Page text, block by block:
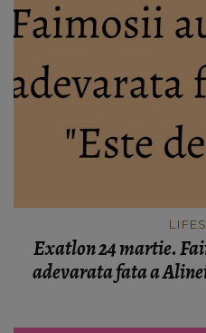
Exatlon 24 martie.
adevarata fata a